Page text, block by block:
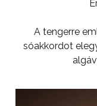
A tengerre
sóakkordot